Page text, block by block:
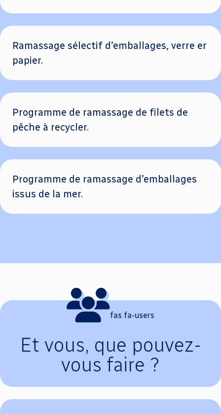
Ramassage sélectif d’emballages, verre er
papier.
Programme de ramassage de filets de
pêche à recycler.
Programme de ramassage d’emballages
issus de la mer.
fas fa-users
Et vous, que pouvez-
vous faire ?